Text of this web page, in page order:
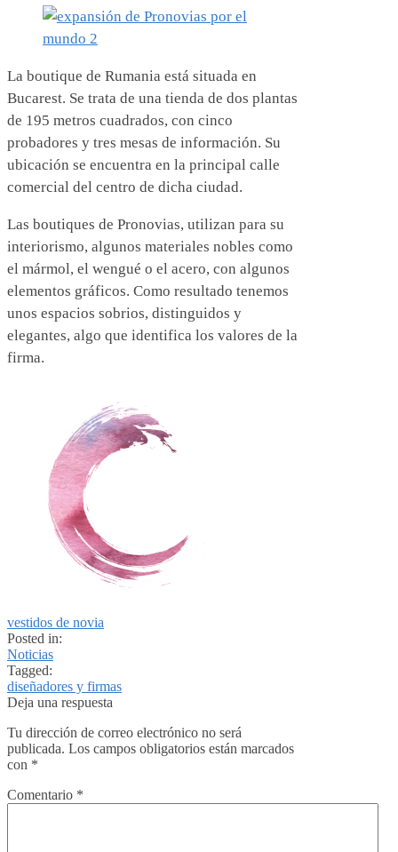
La boutique de Rumania está situada en
Bucarest. Se trata de una tienda de dos plantas
de 195 metros cuadrados, con cinco
probadores y tres mesas de información. Su
ubicación se encuentra en la principal calle
comercial del centro de dicha ciudad.
Las boutiques de Pronovias, utilizan para su
interiorismo, algunos materiales nobles como
el mármol, el wengué o el acero, con algunos
elementos gráficos. Como resultado tenemos
unos espacios sobrios, distinguidos y
elegantes, algo que identifica los valores de la
firma.
vestidos de novia
Posted in:
Noticias
Tagged:
diseñadores y firmas
Deja una respuesta
Tu dirección de correo electrónico no será
publicada. Los campos obligatorios están marcados
con *
Comentario *